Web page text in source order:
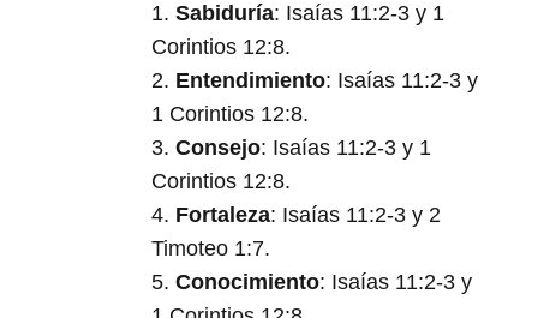
1. Sabiduría: Isaías 11:2-3 y 1
Corintios 12:8.
2. Entendimiento: Isaías 11:2-3 y
1 Corintios 12:8.
3. Consejo: Isaías 11:2-3 y 1
Corintios 12:8.
4. Fortaleza: Isaías 11:2-3 y 2
Timoteo 1:7.
5. Conocimiento: Isaías 11:2-3 y